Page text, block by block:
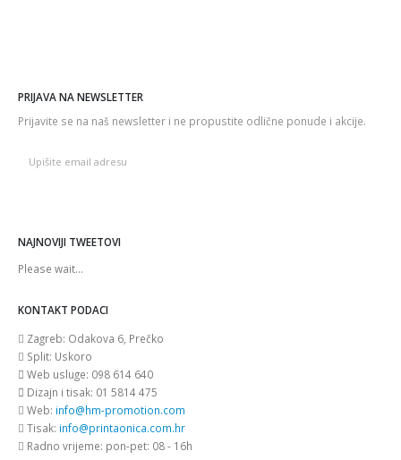
PRIJAVA NA NEWSLETTER
Prijavite se na naš newsletter i ne propustite odlične ponude i akcije.
NAJNOVIJI TWEETOVI
Please wait...
KONTAKT PODACI
Zagreb: Odakova 6, Prečko
Split: Uskoro
Web usluge: 098 614 640
Dizajn i tisak: 01 5814 475
Web: info@hm-promotion.com
Tisak: info@printaonica.com.hr
Radno vrijeme: pon-pet: 08 - 16h